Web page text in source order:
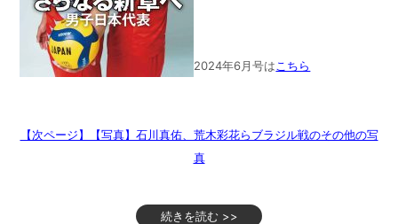
2024年6月号は こちら
【次ページ】【写真】石川真佑、荒木彩花らブラジル戦のその他の写
真
続きを読む >>